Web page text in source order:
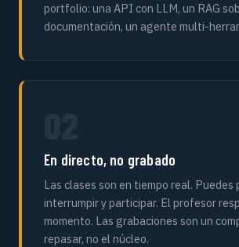
portfolio: una API con LLM, un RAG
documentación, un agente multi-
En directo, no grabado
Las clases son en tiempo real. Puedes
interrumpir y participar. El profesor
momento. Las grabaciones son un
repasar, no el núcleo.